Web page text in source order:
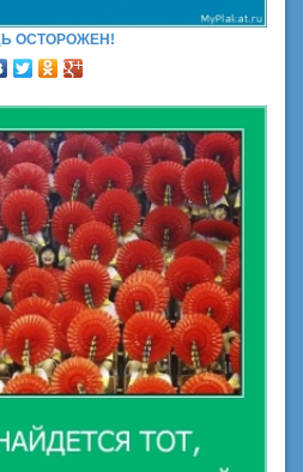
ОСТОРОЖЕН!